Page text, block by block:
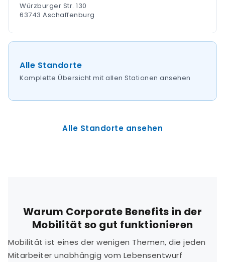
Würzburger Str. 130
63743 Aschaffenburg
Alle Standorte
Komplette Übersicht mit allen Stationen ansehen
Alle Standorte ansehen
Warum Corporate Benefits in der
Mobilität so gut funktionieren
Mobilität ist eines der wenigen Themen, die jeden
Mitarbeiter unabhängig vom Lebensentwurf